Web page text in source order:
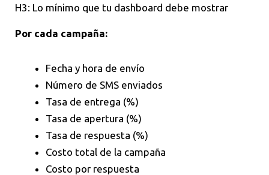
H3: Lo mínimo que tu dashboard debe mostrar
Por cada campaña:
Fecha y hora de envío
Número de SMS enviados
Tasa de entrega (%)
Tasa de apertura (%)
Tasa de respuesta (%)
Costo total de la campaña
Costo por respuesta